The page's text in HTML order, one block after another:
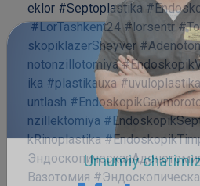
eklor #Septoplastika
#LorTashkent24 #lorsentr
skopiklazerSheyver
notonzillotomiya
ika #plastikauxa #uvuloplastika
untlash
nzillektomiya
kRinoplastika
Вазотомия